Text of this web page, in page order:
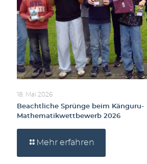
18. Mai 2026
Beachtliche Sprünge beim Känguru-
Mathematikwettbewerb 2026
Mehr erfahren